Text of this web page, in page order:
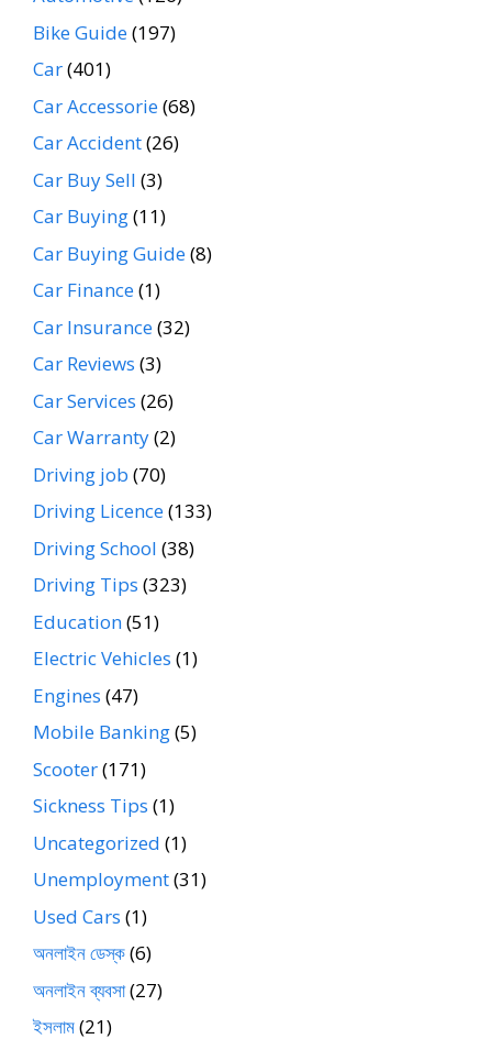
Bike Guide(197)
Car(401)
Car Accessorie(68)
Car Accident(26)
Car Buy Sell (3)
Car Buying(11)
Car Buying Guide(8)
Car Finance(1)
Car Insurance(32)
Car Reviews (3)
Car Services (26)
Car Warranty(2)
Driving job (70)
Driving Licence(133)
Driving School (38)
Driving Tips (323)
Education(51)
Electric Vehicles (1)
Engines (47)
Mobile Banking(5)
Scooter(171)
Sickness Tips (1)
Uncategorized (1)
Unemployment(31)
Used Cars (1)
অনলাইন ডেস্ক(6)
অনলাইন ব্যবসা(27)
ইসলাম(21)